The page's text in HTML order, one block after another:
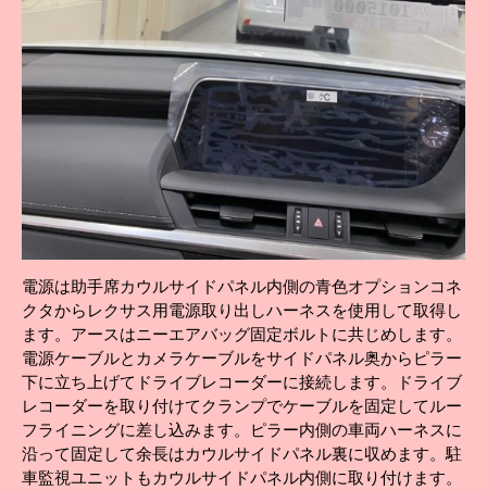
電源は助手席カウルサイドパネル内側の青色オプションコネ
クタからレクサス用電源取り出しハーネスを使用して取得し
ます。アースはニーエアバッグ固定ボルトに共じめします。
電源ケーブルとカメラケーブルをサイドパネル奥からピラー
下に立ち上げてドライブレコーダーに接続します。ドライブ
レコーダーを取り付けてクランプでケーブルを固定してルー
フライニングに差し込みます。ピラー内側の車両ハーネスに
沿って固定して余長はカウルサイドパネル裏に収めます。駐
車監視ユニットもカウルサイドパネル内側に取り付けます。